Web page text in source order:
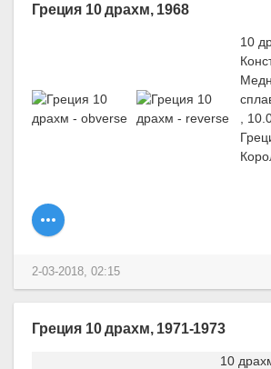
Греция 10 драхм, 1968
10
,
2-03-2018, 02:15
Греция 10 драхм, 1971-1973
10